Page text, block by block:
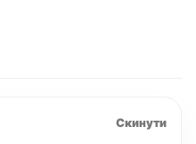
Скинути